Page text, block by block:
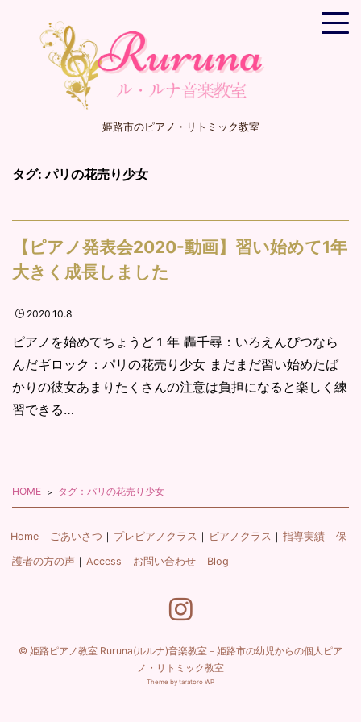
姫路市のピアノ・リトミック教室
タグ:パリの花売り少女
【ピアノ発表会2020-動画】習い始めて1年
大きく成長しました
2020.10.8
ピアノを始めてちょうど１年 轟千尋：いろえんぴつなら
んだギロック：パリの花売り少女 まだまだ習い始めたば
かりの彼女あまりたくさんの注意は負担になると楽しく練
習できる…
HOME タグ：パリの花売り少女
Home ごあいさつ プレピアノクラス ピアノクラス 指導実績 保
護者の方の声 Access お問い合わせ Blog
© 姫路ピアノ教室 Ruruna(ルルナ)音楽教室－姫路市の幼児からの個人ピア
ノ・リトミック教室
Theme by taratoro WP